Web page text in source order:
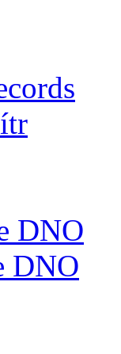
DNO
DNO